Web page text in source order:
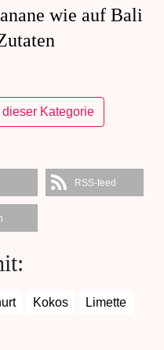
wie auf Bali
Kategorie
RSS-feed
Kokos
Limette